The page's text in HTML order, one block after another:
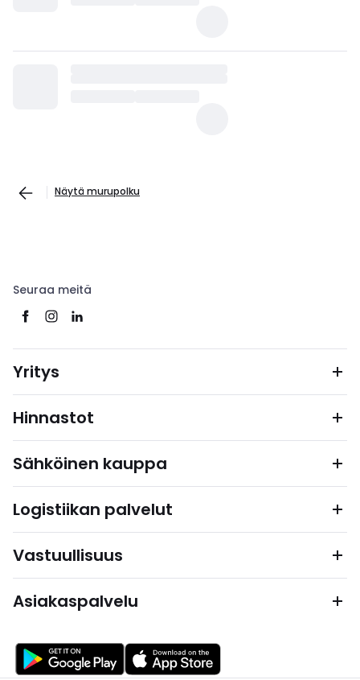
Näytä murupolku
Seuraa meitä
Yritys
Hinnastot
Sähköinen kauppa
Logistiikan palvelut
Vastuullisuus
Asiakaspalvelu